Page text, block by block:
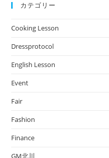
カテゴリー
Cooking Lesson
Dressprotocol
English Lesson
Event
Fair
Fashion
Finance
GM北川